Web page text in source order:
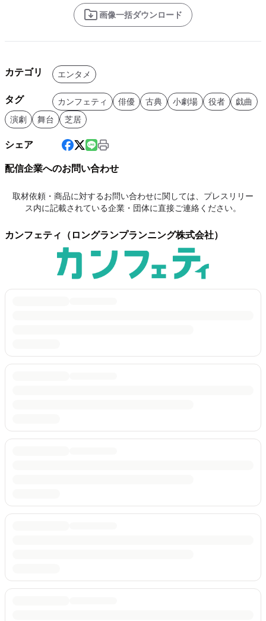
画像一括ダウンロード
カテゴリ エンタメ
タグ カンフェティ 俳優 古典 小劇場 役者
戯曲
演劇
舞台 芝居
シェア
配信企業へのお問い合わせ
取材依頼・商品に対するお問い合わせに関しては、プレスリリー
ス内に記載されている企業・団体に直接ご連絡ください。
カンフェティ（ロングランプランニング株式会社）